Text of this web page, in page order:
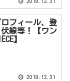
フィール、登
線等！【ワン
】
2019.12.31